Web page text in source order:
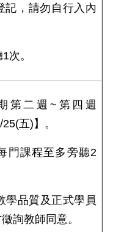
記，請勿自行入內
次。
第二週~第四週
五)】。
門課程至多旁聽2
學品質及正式學員
詢教師同意。